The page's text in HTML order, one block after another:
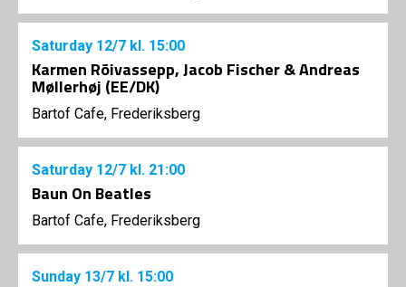
Saturday 12/7 kl. 15:00
Karmen Rõivassepp, Jacob Fischer & Andreas
Møllerhøj (EE/DK)
Bartof Cafe, Frederiksberg
Saturday 12/7 kl. 21:00
Baun On Beatles
Bartof Cafe, Frederiksberg
Sunday 13/7 kl. 15:00